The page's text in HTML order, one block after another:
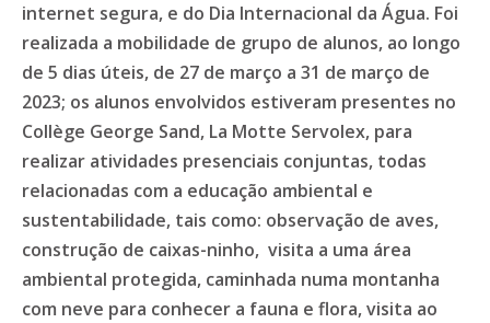
internet segura, e do Dia Internacional da Água. Foi
realizada a mobilidade de grupo de alunos, ao longo
de 5 dias úteis, de 27 de março a 31 de março de
2023; os alunos envolvidos estiveram presentes no
Collège George Sand, La Motte Servolex, para
realizar atividades presenciais conjuntas, todas
relacionadas com a educação ambiental e
sustentabilidade, tais como: observação de aves,
construção de caixas-ninho, visita a uma área
ambiental protegida, caminhada numa montanha
com neve para conhecer a fauna e flora, visita ao